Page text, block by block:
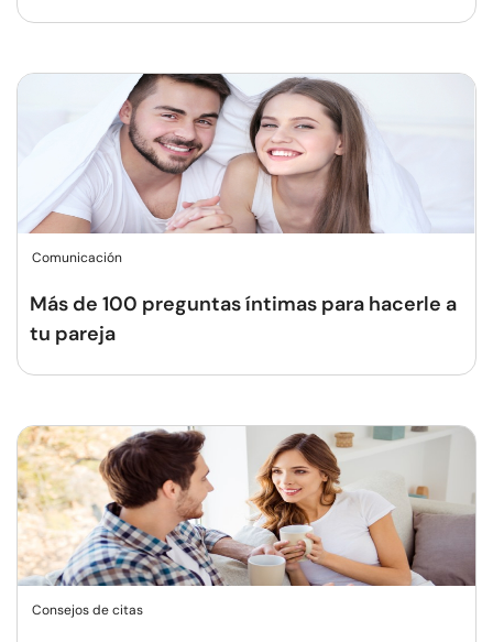
Comunicación
Más de 100 preguntas íntimas para hacerle a
tu pareja
Consejos de citas